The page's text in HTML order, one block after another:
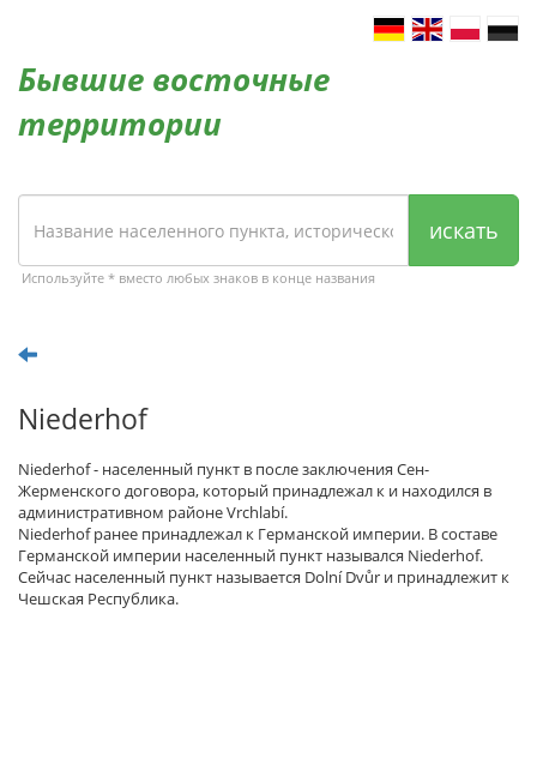
Бывшие восточные
территории
искать
Используйте * вместо любых знаков в конце названия
Niederhof
Niederhof - населенный пункт в после заключения Сен-
Жерменского договора, который принадлежал к и находился в
административном районе Vrchlabí.
Niederhof ранее принадлежал к Германской империи. В составе
Германской империи населенный пункт назывался Niederhof.
Сейчас населенный пункт называется Dolní Dvůr и принадлежит к
Чешская Республика.